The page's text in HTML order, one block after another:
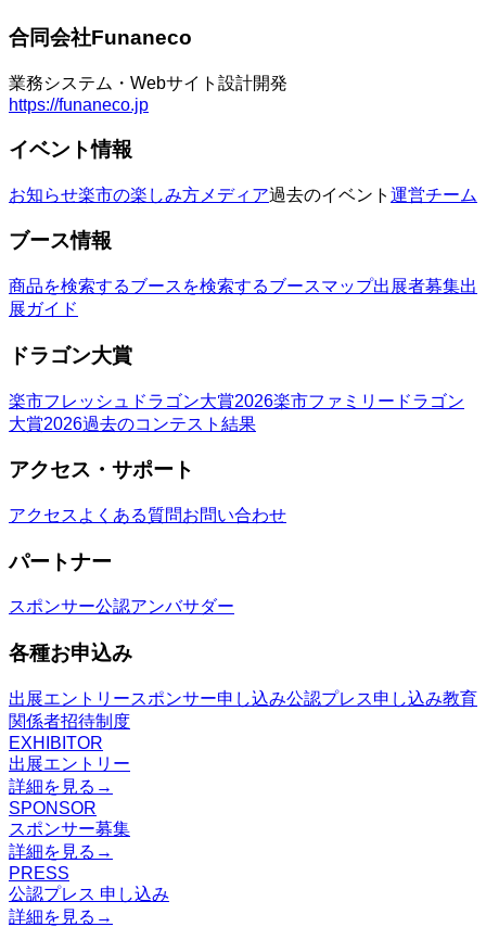
合同会社Funaneco
業務システム・Webサイト設計開発
https://funaneco.jp
イベント情報
お知らせ楽市の楽しみ方 メディア過去のイベント 運営チーム
ブース情報
商品を検索するブースを検索するブースマップ出展者募集出
展ガイド
ドラゴン大賞
楽市フレッシュドラゴン大賞2026楽市ファミリードラゴン
大賞2026過去のコンテスト結果
アクセス・サポート
アクセス よくある質問お問い合わせ
パートナー
スポンサー公認アンバサダー
各種お申込み
出展エントリースポンサー申し込み公認プレス申し込み教育
関係者招待制度
EXHIBITOR
出展エントリー
詳細を見る →
SPONSOR
スポンサー募集
詳細を見る →
PRESS
公認プレス 申し込み
詳細を見る →